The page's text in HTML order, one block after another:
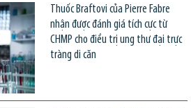
Thuốc Braftovi của Pierre Fabre
nhận được đánh giá tích cực từ
CHMP cho điều trị ung thư đại trực
tràng di căn